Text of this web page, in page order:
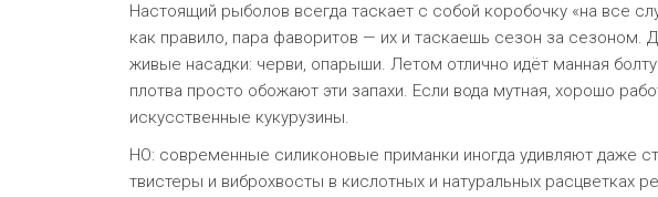
Настоящий рыболов всегда таскает с собой коробочку «на все
как правило, пара фаворитов — их и таскаешь сезон за
живые насадки: черви, опарыши. Летом отлично идёт манная
плотва просто обожают эти запахи. Если вода мутная, хорошо
искусственные кукурузины.
НО: современные силиконовые приманки иногда удивляют даже
твистеры и виброхвосты в кислотных и натуральных расцветках